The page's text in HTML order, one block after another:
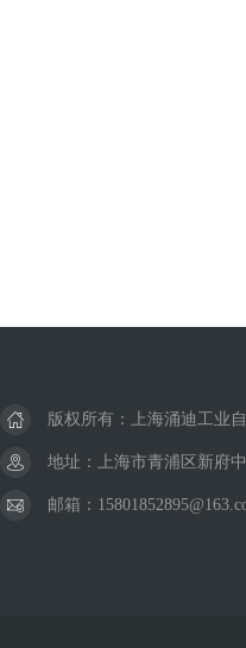
版权所有：上海涌迪工业
地址：上海市青浦区新府
邮箱：